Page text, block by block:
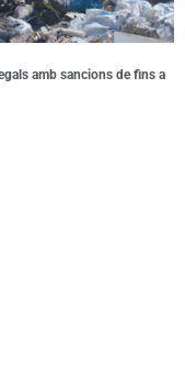
amb sancions de fins a